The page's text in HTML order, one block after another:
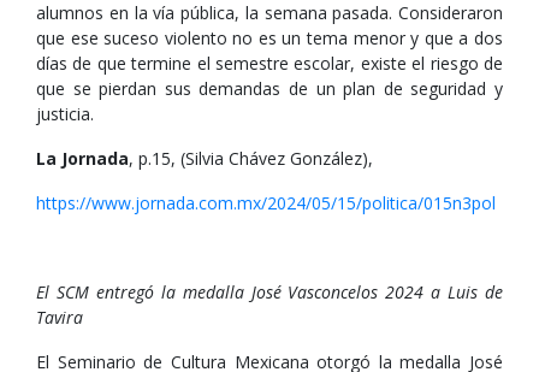
alumnos en la vía pública, la semana pasada. Consideraron
que ese suceso violento no es un tema menor y que a dos
días de que termine el semestre escolar, existe el riesgo de
que se pierdan sus demandas de un plan de seguridad y
justicia.
La Jornada, p.15, (Silvia Chávez González),
https://www.jornada.com.mx/2024/05/15/politica/015n3pol
El SCM entregó la medalla José Vasconcelos 2024 a Luis de
Tavira
El Seminario de Cultura Mexicana otorgó la medalla José